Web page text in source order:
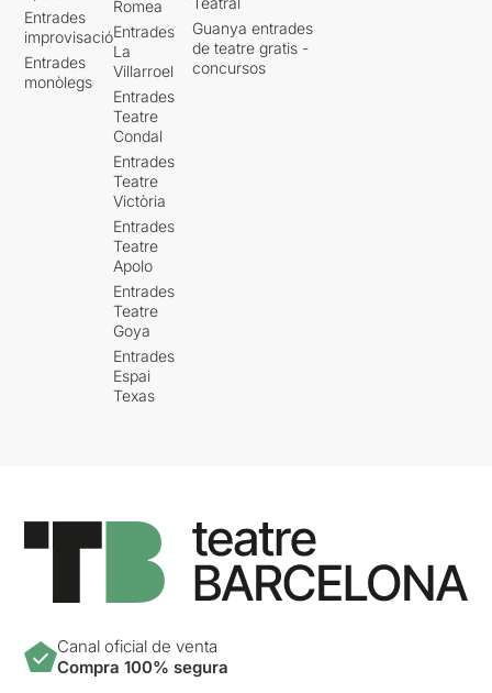
Entrades
improvisació
Entrades
monòlegs
Romea
Entrades
La
Villarroel
Entrades
Teatre
Condal
Entrades
Teatre
Victòria
Entrades
Teatre
Apolo
Entrades
Teatre
Goya
Entrades
Espai
Texas
Guanya entrades
de teatre gratis -
concursos
Canal oficial de venta
Compra 100% segura